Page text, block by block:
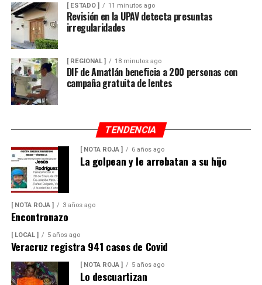
regulación tenga resultados positivos y contribuya a
mejorar el desempeño académico y el bienestar integral
de los estudiantes.
[ ESTADO ] 11 minutos ago
Revisión en la UPAV detecta presuntas
irregularidades
[ REGIONAL ] 18 minutos ago
DIF de Amatlán beneficia a 200 personas con
campaña gratuita de lentes
TENDENCIA
[ NOTA ROJA ] 6 años ago
La golpean y le arrebatan a su hijo
[ NOTA ROJA ] 3 años ago
Encontronazo
[ LOCAL ] 5 años ago
Veracruz registra 941 casos de Covid
[ NOTA ROJA ] 5 años ago
Lo descuartizan